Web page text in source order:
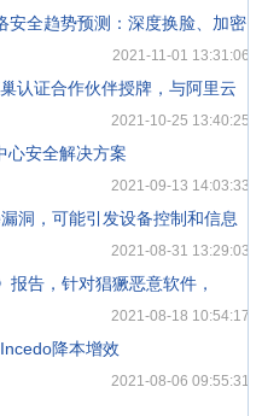
安全趋势预测：深度换脸、加密
2021-11-01 13:31:06
认证合作伙伴授牌，与阿里云
2021-10-25 13:40:25
心安全解决方案
2021-09-13 14:03:33
洞，可能引发设备控制和信息
2021-08-31 13:29:03
告，针对猖獗恶意软件，
2021-08-18 10:54:17
降本增效
2021-08-06 09:55:31